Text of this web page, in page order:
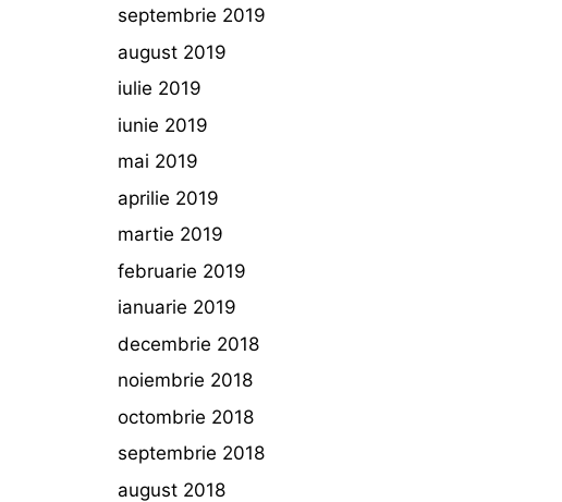
septembrie 2019
august 2019
iulie 2019
iunie 2019
mai 2019
aprilie 2019
martie 2019
februarie 2019
ianuarie 2019
decembrie 2018
noiembrie 2018
octombrie 2018
septembrie 2018
august 2018